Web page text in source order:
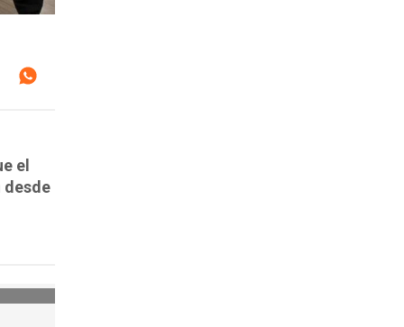
el
desde